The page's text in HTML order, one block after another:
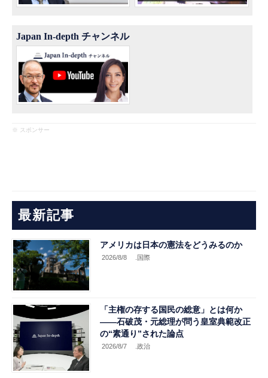
Japan In-depth チャンネル
※ スポンサー
最新記事
アメリカは日本の憲法をどうみるのか
2026/8/8 .国際
「主権の存する国民の総意」とは何か
――石破茂・元総理が問う皇室典範改正
の“素通り”された論点
2026/8/7 .政治